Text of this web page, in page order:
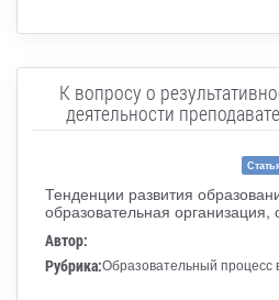
К вопросу о
деятельности
Тенденции развития
образовательная
Автор:
Рубрика:Образовательный